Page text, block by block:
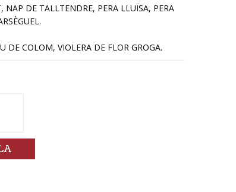
DE TALLTENDRE, PERA LLUÏSA, PERA
DE COLOM, VIOLERA DE FLOR GROGA.